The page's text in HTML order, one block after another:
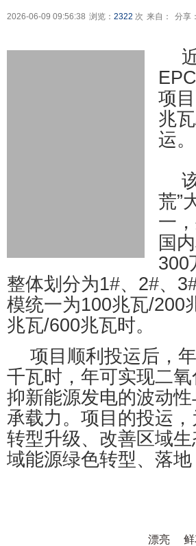
2026-06-09 09:56:38 浏览： 2322 次 来自： 分享：
项
兆
运。
荒”
一
国
300
整体划分为1#、2#、
模统一为100兆瓦/200
兆瓦/600兆瓦时。
项目顺利投运后，
千瓦时，年可实现二
抑新能源发电的波动
承载力。项目的投运
转型升级、改善区域
域能源绿色转型、落
漂亮